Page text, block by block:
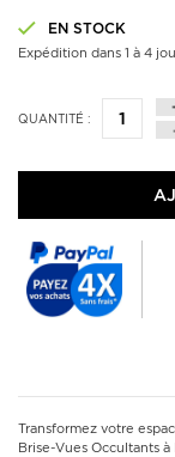
EN STOCK
Expédition dans 1 à 4
QUANTITÉ :
Transformez votre
Brise-Vues Occultants